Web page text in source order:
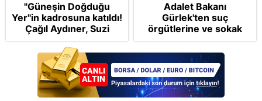
"Güneşin Doğduğu
Yer"in kadrosuna katıldı!
Çağıl Aydıner, Suzi
karakteriyle geliyor
Adalet Bakanı
Gürlek'ten suç
örgütlerine ve sokak
çetelerine net mesaj:
"Devlet tepenize
binecek"